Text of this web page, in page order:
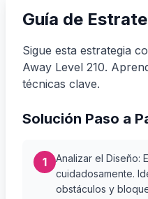
Guía de
Sigue esta estrategia
Away Level 210.
técnicas clave.
Solución Paso a
1
Analizar el Diseño:
cuidadosamente.
obstáculos y